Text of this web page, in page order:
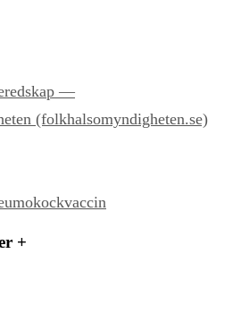
—
(folkhalsomyndigheten.se)
+